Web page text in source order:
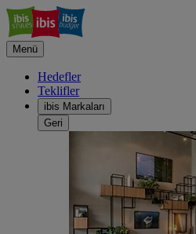
Menü
Hedefler
Teklifler
ibis Markaları
Geri